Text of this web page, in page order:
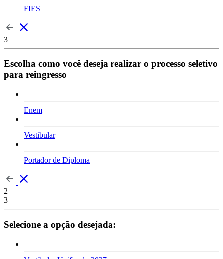
FIES
3
Escolha como você deseja realizar o processo seletivo
para reingresso
Enem
Vestibular
Portador de Diploma
2
3
Selecione a opção desejada: